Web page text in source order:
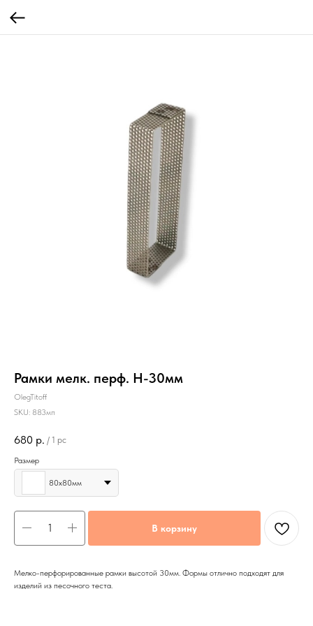
Рамки мелк. перф. Н-30мм
OlegTitoff
SKU: 883мп
680 р. / 1 pc
Размер
80х80мм
В корзину
Мелко-перфорированные рамки высотой 30мм. Формы отлично подходят для
изделий из песочного теста.